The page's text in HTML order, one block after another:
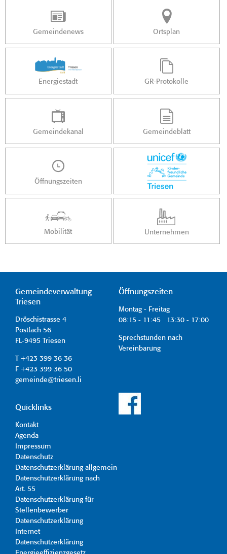
Gemeindenews Ortsplan
Energiestadt GR-Protokolle
Gemeindekanal Gemeindeblatt
Öffnungszeiten
Mobilität Unternehmen
Gemeindeverwaltung
Triesen
Dröschistrasse 4
Postfach 56
FL-9495 Triesen
T +423 399 36 36
F +423 399 36 50
gemeinde@triesen.li
Öffnungszeiten
Montag - Freitag
08:15 - 11:45 13:30 - 17:00
Sprechstunden nach
Vereinbarung
Quicklinks
Kontakt
Agenda
Impressum
Datenschutz
Datenschutzerklärung allgemein
Datenschutzerklärung nach
Art. 55
Datenschutzerklärung für
Stellenbewerber
Datenschutzerklärung
Internet
Datenschutzerklärung